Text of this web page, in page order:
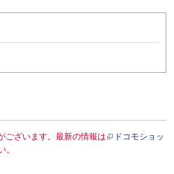
ございます。最新の情報は
ドコモショッ
。